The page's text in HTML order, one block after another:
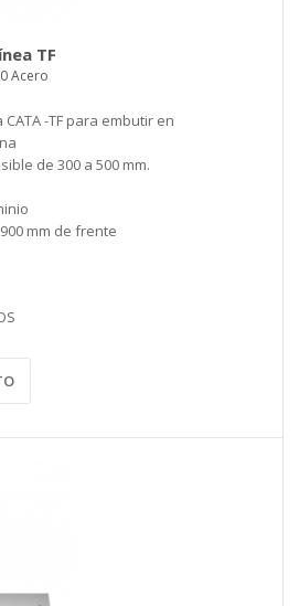
TF
Acero
-TF para embutir en
de 300 a 500 mm.
mm de frente